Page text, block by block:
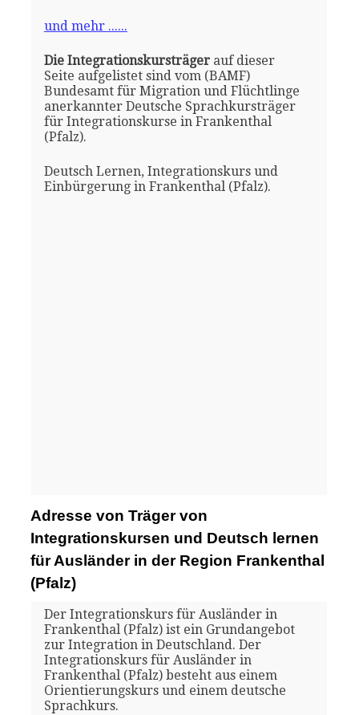
und mehr ......
Die Integrationskursträgerauf dieser
Seite aufgelistet sind vom (BAMF)
Bundesamt für Migration und Flüchtlinge
anerkannter Deutsche Sprachkursträger
für Integrationskurse in Frankenthal
(Pfalz).
Deutsch Lernen, Integrationskurs und
Einbürgerung in Frankenthal (Pfalz).
Adresse von Träger von
Integrationskursen und Deutsch lernen
für Ausländer in der Region Frankenthal
(Pfalz)
Der Integrationskurs für Ausländer in
Frankenthal (Pfalz) ist ein Grundangebot
zur Integration in Deutschland. Der
Integrationskurs für Ausländer in
Frankenthal (Pfalz) besteht aus einem
Orientierungskurs und einem deutsche
Sprachkurs.